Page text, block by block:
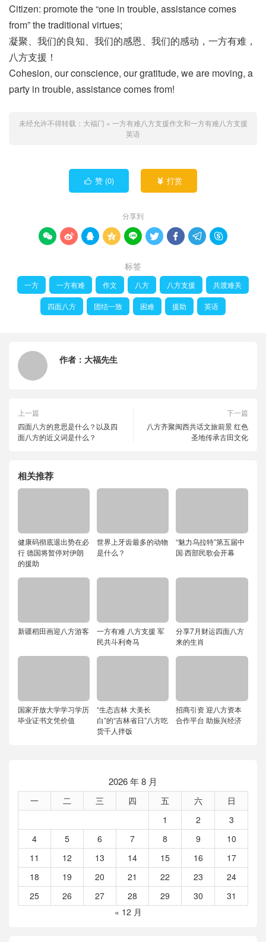
Citizen: promote the “one in trouble, assistance comes
from” the traditional virtues;
凝聚、我们的良知、我们的感恩、我们的感动，一方有难，
八方支援！
Cohesion, our conscience, our gratitude, we are moving, a
party in trouble, assistance comes from!
未经允许不得转载： 大福门 » 一方有难八方支援作文和一方有难八方支援
英语
 赞 (0)  打赏
分享到
        
标签
一方 一方有难 作文 八方 八方支援 共渡难关
四面八方 团结一致 困难 援助 英语
作者： 大福先生
上一篇
四面八方的意思是什么？以及四
面八方的近义词是什么？
下一篇
八方齐聚闽西共话文旅前景 红色
圣地传承古田文化
相关推荐
健康码彻底退出势在必
行 德国将暂停对伊朗
的援助
世界上牙齿最多的动物
是什么？
“魅力乌拉特”第五届中
国·西部民歌会开幕
新疆稻田画迎八方游客
一方有难 八方支援 军
民共斗利奇马
分享7月财运四面八方
来的生肖
国家开放大学学习学历
毕业证书文凭价值
“生态吉林 大美长
白”的“吉林省日”八方吃
货千人拌饭
招商引资 迎八方资本
合作平台 助振兴经济
2026 年 8 月
一 二 三 四 五 六
日
1
2
3
4
5 6 7 8 9
10
11
12 13 14 15 16
17
18
19 20 21 22 23
24
25
26 27 28 29 30
31
« 12 月